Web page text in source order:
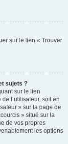
sur le lien « Trouver
sujets ?
sur le lien
l’utilisateur, soit en
» sur la page de
» situé sur la
de vos propres
les options